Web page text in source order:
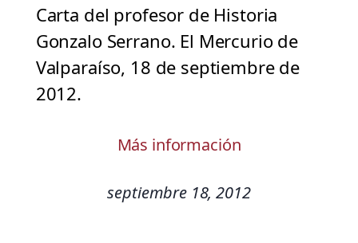
Carta del profesor de Historia
Gonzalo Serrano. El Mercurio de
Valparaíso, 18 de septiembre de
2012.
Más información
septiembre 18, 2012